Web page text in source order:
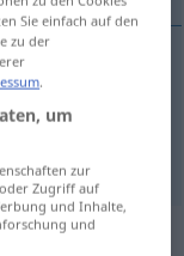
Sie einfach auf den
zu der
.
um
zur
Zugriff auf
und Inhalte,
und